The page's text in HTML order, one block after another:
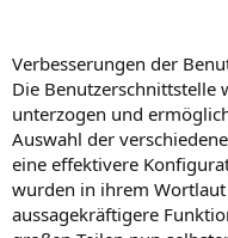
Verbesserungen der
Die Benutzerschnittstelle
unterzogen und
Auswahl der
eine effektivere
wurden in ihrem
aussagekräftigere